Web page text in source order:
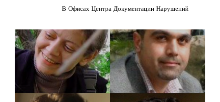
В Офисах Центра Документации Нарушений